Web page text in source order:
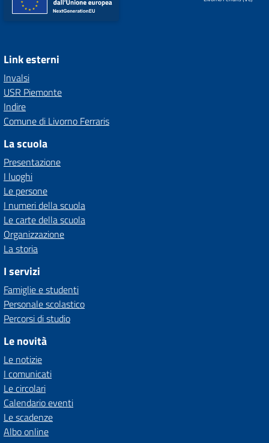
Link esterni
Invalsi
USR Piemonte
Indire
Comune di Livorno Ferraris
La scuola
Presentazione
I luoghi
Le persone
I numeri della scuola
Le carte della scuola
Organizzazione
La storia
I servizi
Famiglie e studenti
Personale scolastico
Percorsi di studio
Le novità
Le notizie
I comunicati
Le circolari
Calendario eventi
Le scadenze
Albo online